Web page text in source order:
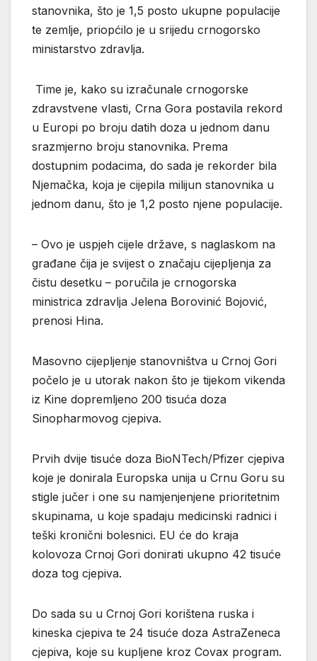
stanovnika, što je 1,5 posto ukupne populacije
te zemlje, priopćilo je u srijedu crnogorsko
ministarstvo zdravlja.
Time je, kako su izračunale crnogorske
zdravstvene vlasti, Crna Gora postavila rekord
u Europi po broju datih doza u jednom danu
srazmjerno broju stanovnika. Prema
dostupnim podacima, do sada je rekorder bila
Njemačka, koja je cijepila milijun stanovnika u
jednom danu, što je 1,2 posto njene populacije.
– Ovo je uspjeh cijele države, s naglaskom na
građane čija je svijest o značaju cijepljenja za
čistu desetku – poručila je crnogorska
ministrica zdravlja Jelena Borovinić Bojović,
prenosi Hina.
Masovno cijepljenje stanovništva u Crnoj Gori
počelo je u utorak nakon što je tijekom vikenda
iz Kine dopremljeno 200 tisuća doza
Sinopharmovog cjepiva.
Prvih dvije tisuće doza BioNTech/Pfizer cjepiva
koje je donirala Europska unija u Crnu Goru su
stigle jučer i one su namjenjenjene prioritetnim
skupinama, u koje spadaju medicinski radnici i
teški kronični bolesnici. EU će do kraja
kolovoza Crnoj Gori donirati ukupno 42 tisuće
doza tog cjepiva.
Do sada su u Crnoj Gori korištena ruska i
kineska cjepiva te 24 tisuće doza AstraZeneca
cjepiva, koje su kupljene kroz Covax program.